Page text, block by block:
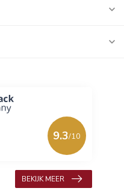
9.3/10
BEKIJK MEER